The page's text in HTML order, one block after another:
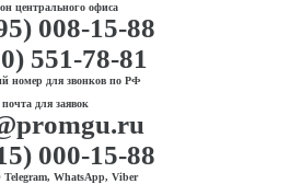
центрального офиса
008-15-88
551-78-81
номер для звонков по РФ
почта для заявок
000-15-88
WhatsApp, Viber